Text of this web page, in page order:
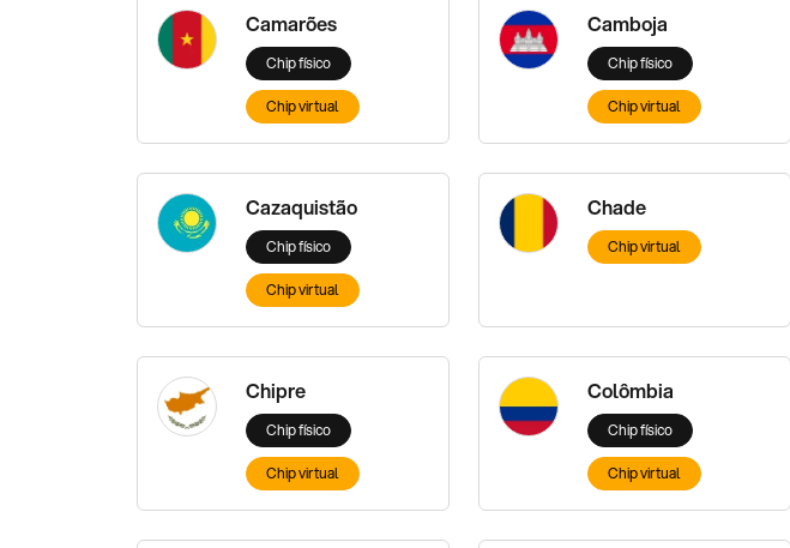
Camarões
Chip físico
Chip virtual
Camboja
Chip físico
Chip virtual
Cazaquistão
Chip físico
Chip virtual
Chade
Chip virtual
Chipre
Chip físico
Chip virtual
Colômbia
Chip físico
Chip virtual